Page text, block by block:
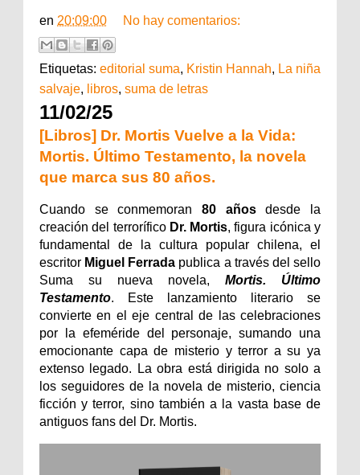
en 20:09:00 No hay comentarios:
Etiquetas: editorial suma, Kristin Hannah, La niña
salvaje, libros, suma de letras
11/02/25
[Libros] Dr. Mortis Vuelve a la Vida:
Mortis. Último Testamento, la novela
que marca sus 80 años.
Cuando se conmemoran 80 añosdesde la
creación del terrorífico Dr. Mortis, figura icónica y
fundamental de la cultura popular chilena, el
escritor Miguel Ferrada publica a través del sello
Suma su nueva novela, Mortis. Último
Testamento. Este lanzamiento literario se
convierte en el eje central de las celebraciones
por la efeméride del personaje, sumando una
emocionante capa de misterio y terror a su ya
extenso legado. La obra está dirigida no solo a
los seguidores de la novela de misterio, ciencia
ficción y terror, sino también a la vasta base de
antiguos fans del Dr. Mortis.